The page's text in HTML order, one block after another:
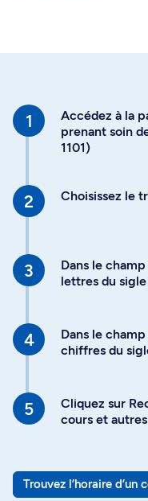
Accédez à la
prenant soin
1101)
Choisissez le
Dans le
lettres du
Dans le
chiffres du
Cliquez sur
cours et
Trouvez l’horaire d’un